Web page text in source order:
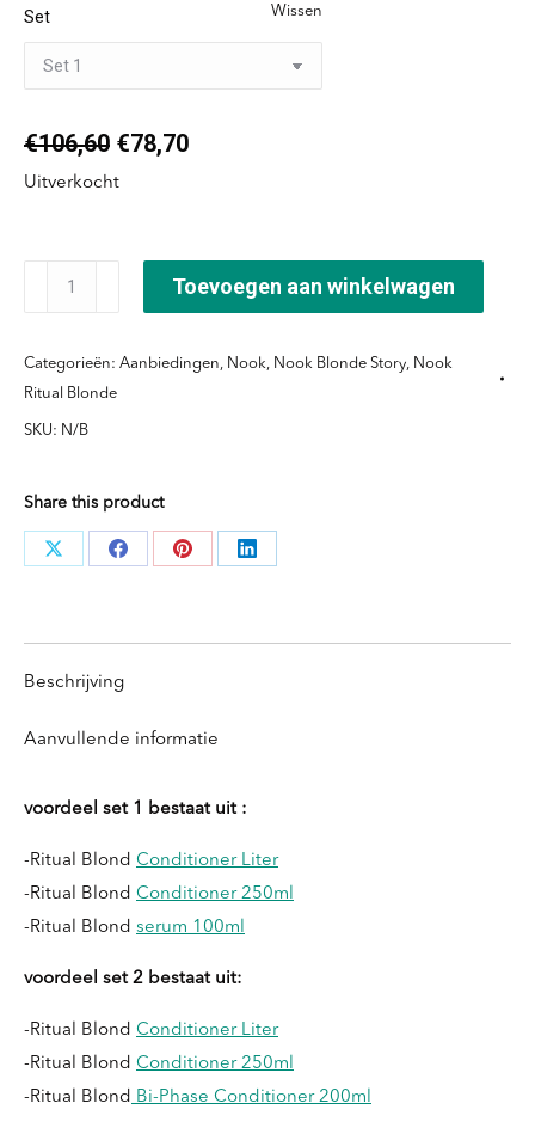
Set Wissen
€106,60 Oorspronkelijke
prijs
€78,70Huidige
Uitverkocht
voordeel
Toevoegen aan winkelwagen
Categorieën: Aanbiedingen, Nook, Nook Blonde Story, Nook
Ritual Blonde
SKU: N/B
Share this product
Deel
Deel
Deel
Deel
Beschrijving
Aanvullende informatie
voordeel set 1 bestaat uit :
-Ritual Blond Conditioner Liter
-Ritual Blond Conditioner 250ml
-Ritual Blond serum 100ml
voordeel set 2 bestaat uit:
-Ritual Blond Conditioner Liter
-Ritual Blond Conditioner 250ml
-Ritual Blond Bi-Phase Conditioner 200ml